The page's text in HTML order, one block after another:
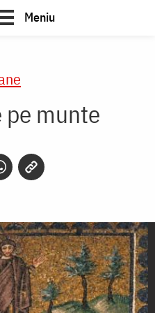
Meniu
pe munte